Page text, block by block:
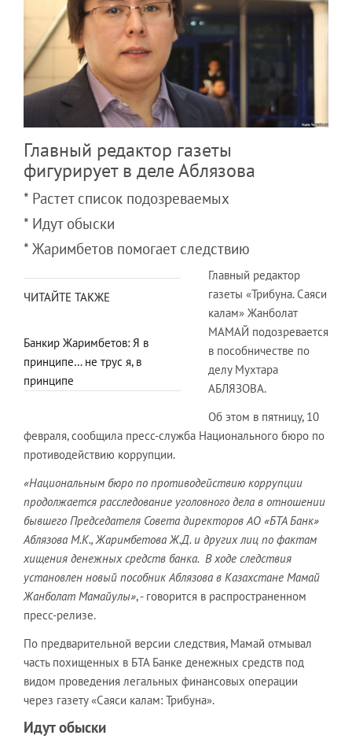
Главный редактор газеты
фигурирует в деле Аблязова
* Растет список подозреваемых
* Идут обыски
* Жаримбетов помогает следствию
ЧИТАЙТЕ ТАКЖЕ
Банкир Жаримбетов: Я в
принципе… не трус я, в
принципе
Главный редактор
газеты «Трибуна. Саяси
калам» Жанболат
МАМАЙ подозревается
в пособничестве по
делу Мухтара
АБЛЯЗОВА.
Об этом в пятницу, 10
февраля, сообщила пресс-служба Национального бюро по
противодействию коррупции.
«Национальным бюро по противодействию коррупции
продолжается расследование уголовного дела в отношении
бывшего Председателя Совета директоров АО «БТА Банк»
Аблязова М.К., Жаримбетова Ж.Д. и других лиц по фактам
хищения денежных средств банка. В ходе следствия
установлен новый пособник Аблязова в Казахстане Мамай
Жанболат Мамайулы», - говорится в распространенном
пресс-релизе.
По предварительной версии следствия, Мамай отмывал
часть похищенных в БТА Банке денежных средств под
видом проведения легальных финансовых операции
через газету «Саяси калам: Трибуна».
Идут обыски